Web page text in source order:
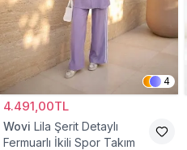
4
4.491,00TL
Wovi Lila Şerit Detaylı
Fermuarlı İkili Spor Takım